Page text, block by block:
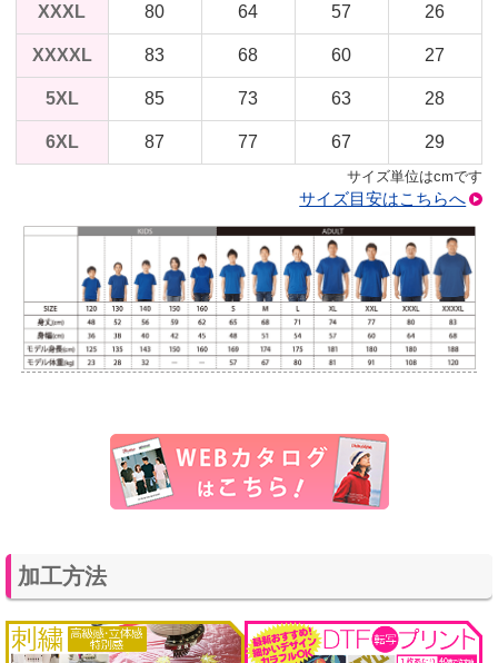
XXXL 80 64 57 26
XXXXL 83 68 60 27
5XL 85 73 63 28
6XL 87 77 67 29
サイズ単位はcmです
サイズ目安はこちらへ
加工方法